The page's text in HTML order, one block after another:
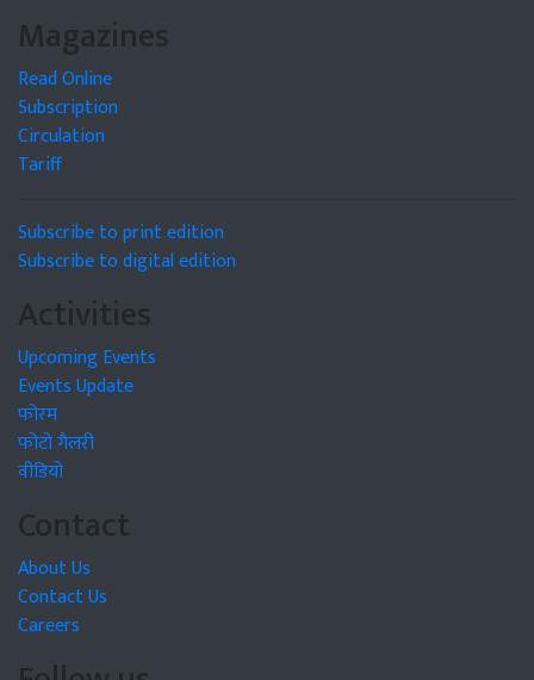
Magazines
Read Online
Subscription
Circulation
Tariff
Subscribe to print edition
Subscribe to digital edition
Activities
Upcoming Events
Events Update
फोरम
फोटो गैलरी
वीडियो
Contact
About Us
Contact Us
Careers